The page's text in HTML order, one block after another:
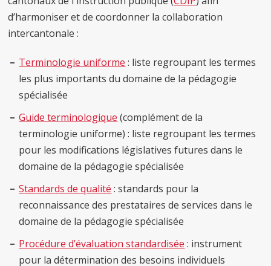
d’harmoniser et de coordonner la collaboration
intercantonale :
Terminologie uniforme : liste regroupant les termes
les plus importants du domaine de la pédagogie
spécialisée
Guide terminologique (complément de la
terminologie uniforme) : liste regroupant les termes
pour les modifications législatives futures dans le
domaine de la pédagogie spécialisée
Standards de qualité : standards pour la
reconnaissance des prestataires de services dans le
domaine de la pédagogie spécialisée
Procédure d’évaluation standardisée : instrument
pour la détermination des besoins individuels